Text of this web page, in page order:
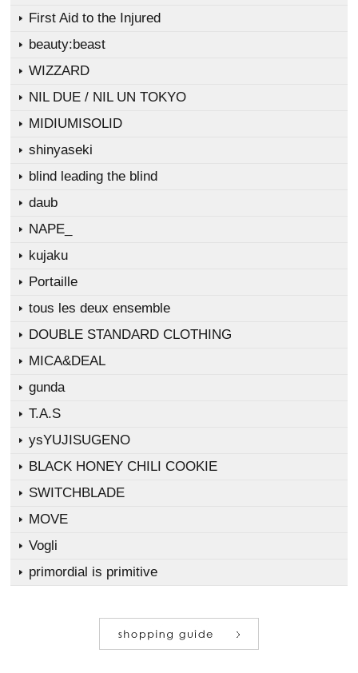
First Aid to the Injured
beauty:beast
WIZZARD
NIL DUE / NIL UN TOKYO
MIDIUMISOLID
shinyaseki
blind leading the blind
daub
NAPE_
kujaku
Portaille
tous les deux ensemble
DOUBLE STANDARD CLOTHING
MICA&DEAL
gunda
T.A.S
ysYUJISUGENO
BLACK HONEY CHILI COOKIE
SWITCHBLADE
MOVE
Vogli
primordial is primitive